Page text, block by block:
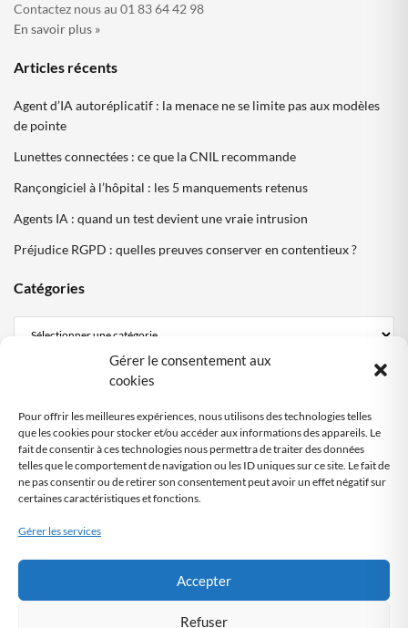
Gérer le consentement aux
cookies
Pour offrir les meilleures expériences, nous utilisons des technologies telles
que les cookies pour stocker et/ou accéder aux informations des appareils. Le
fait de consentir à ces technologies nous permettra de traiter des données
telles que le comportement de navigation ou les ID uniques sur ce site. Le fait de
ne pas consentir ou de retirer son consentement peut avoir un effet négatif sur
certaines caractéristiques et fonctions.
Gérer les services
Accepter
Refuser
Contactez nous au 01 83 64 42 98
En savoir plus »
Articles récents
Agent d’IA autoréplicatif : la menace ne se limite pas aux modèles
de pointe
Lunettes connectées : ce que la CNIL recommande
Rançongiciel à l’hôpital : les 5 manquements retenus
Agents IA : quand un test devient une vraie intrusion
Préjudice RGPD : quelles preuves conserver en contentieux ?
Catégories
Mentions Légales
Politique cookies DPO Partagé
Nous contacter
Audit automatisé